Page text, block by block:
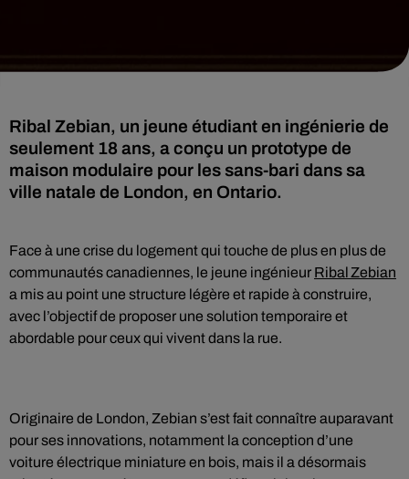
Ribal Zebian, un jeune étudiant en ingénierie de
seulement 18 ans, a conçu un prototype de
maison modulaire pour les sans-bari dans sa
ville natale de London, en Ontario.
Face à une crise du logement qui touche de plus en plus de
communautés canadiennes, le jeune ingénieur Ribal Zebian
a mis au point une structure légère et rapide à construire,
avec l’objectif de proposer une solution temporaire et
abordable pour ceux qui vivent dans la rue.
Originaire de London, Zebian s’est fait connaître auparavant
pour ses innovations, notamment la conception d’une
voiture électrique miniature en bois, mais il a désormais